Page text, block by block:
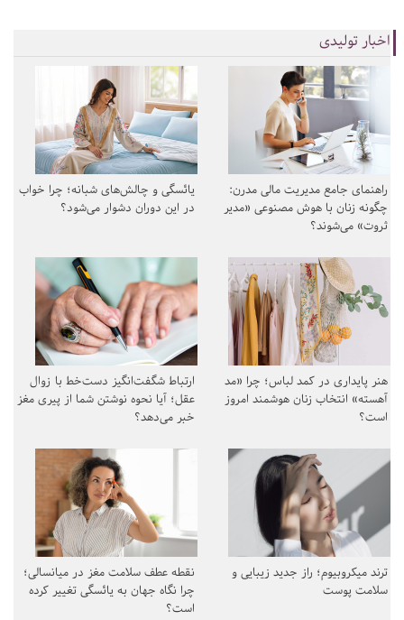
اخبار تولیدی
راهنمای جامع مدیریت مالی مدرن:
چگونه زنان با هوش مصنوعی «مدیر
ثروت» می‌شوند؟
یائسگی و چالش‌های شبانه؛ چرا خواب
در این دوران دشوار می‌شود؟
هنر پایداری در کمد لباس؛ چرا «مد
آهسته» انتخاب زنان هوشمند امروز
است؟
ارتباط شگفت‌انگیز دست‌خط با زوال
عقل؛ آیا نحوه نوشتن شما از پیری مغز
خبر می‌دهد؟
ترند میکروبیوم؛ راز جدید زیبایی و
سلامت پوست
نقطه عطف سلامت مغز در میانسالی؛
چرا نگاه جهان به یائسگی تغییر کرده
است؟